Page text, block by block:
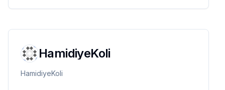
HamidiyeKoli
HamidiyeKoli